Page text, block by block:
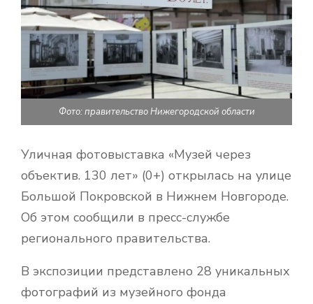
М
Ю
Фото: правительство Нижегородской области
Уличная фотовыставка «Музей через
объектив. 130 лет» (0+) открылась на улице
Большой Покровской в Нижнем Новгороде.
Об этом сообщили в пресс-службе
регионального правительства.
В экспозиции представлено 28 уникальных
фотографий из музейного фонда